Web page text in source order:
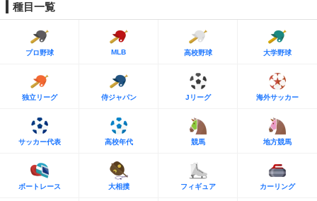
種目一覧
プロ野球 MLB 高校野球 大学野球
独立リーグ 侍ジャパン Jリーグ 海外サッカー
サッカー代表 高校年代 競馬 地方競馬
ボートレース 大相撲 フィギュア カーリング